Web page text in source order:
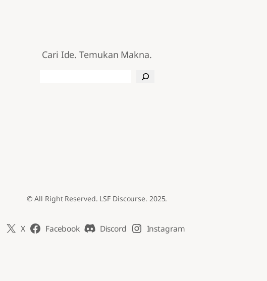
Cari Ide. Temukan Makna.
© All Right Reserved. LSF Discourse. 2025.
X Facebook Discord Instagram